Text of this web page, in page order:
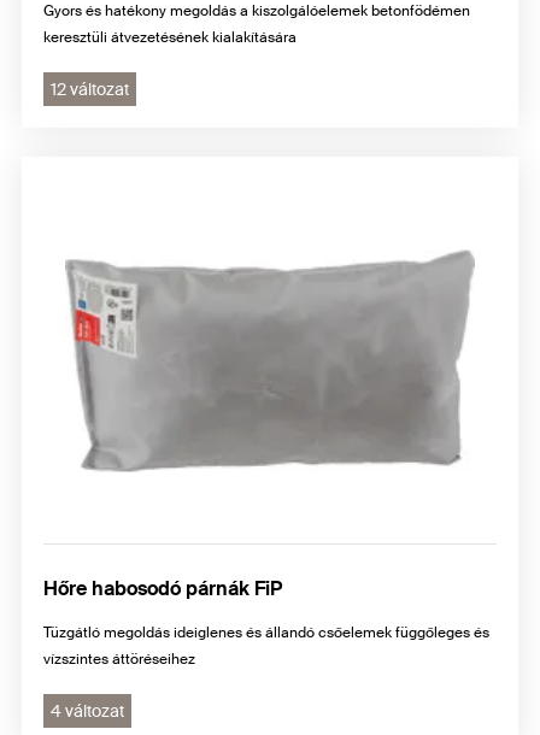
Gyors és hatékony megoldás a kiszolgálóelemek betonfödémen
keresztüli átvezetésének kialakítására
12 változat
Hőre habosodó párnák FiP
Tüzgátló megoldás ideiglenes és állandó csőelemek függőleges és
vízszintes áttöréseihez
4 változat